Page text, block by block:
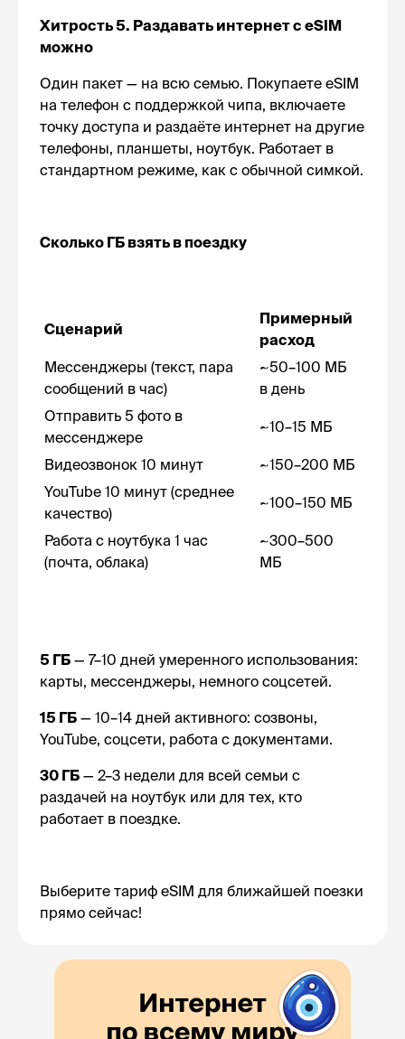
Хитрость 5. Раздавать интернет с eSIM
можно
Один пакет — на всю семью. Покупаете eSIM
на телефон с поддержкой чипа, включаете
точку доступа и раздаёте интернет на другие
телефоны, планшеты, ноутбук. Работает в
стандартном режиме, как с обычной симкой.
Сколько ГБ взять в поездку
Сценарий
Примерный
расход
Мессенджеры (текст, пара
сообщений в час)
~50–100 МБ
в день
Отправить 5 фото в
мессенджере
~10–15 МБ
Видеозвонок 10 минут
~150–200 МБ
YouTube 10 минут (среднее
качество)
~100–150 МБ
Работа с ноутбука 1 час
(почта, облака)
~300–500
МБ
5 ГБ — 7–10 дней умеренного использования:
карты, мессенджеры, немного соцсетей.
15 ГБ — 10–14 дней активного: созвоны,
YouTube, соцсети, работа с документами.
30 ГБ — 2–3 недели для всей семьи с
раздачей на ноутбук или для тех, кто
работает в поездке.
Выберите тариф eSIM для ближайшей поезки
прямо сейчас!